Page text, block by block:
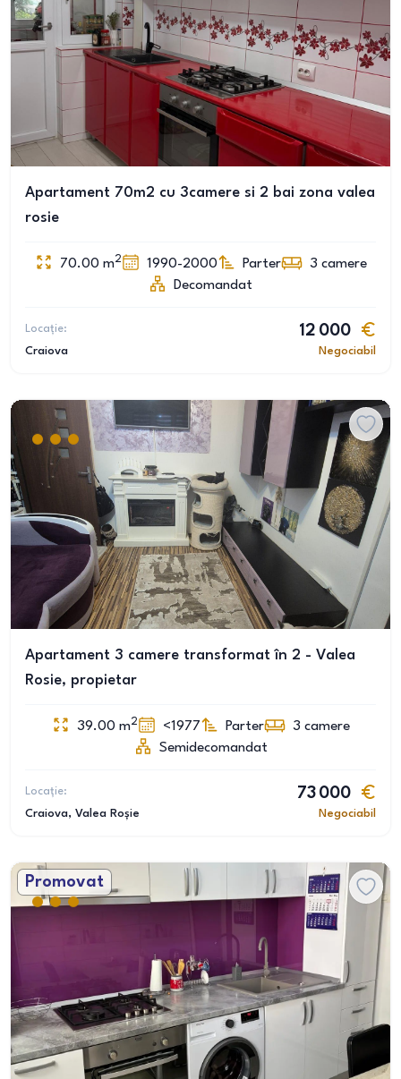
Apartament 70m2 cu 3camere si 2 bai zona valea
rosie
70.00 m2 1990-2000 Parter 3 camere
Decomandat
Locație:
Craiova
12 000
Negociabil
Apartament 3 camere transformat în 2 - Valea
Rosie, propietar
39.00 m2 <1977 Parter 3 camere
Semidecomandat
Locație:
Craiova, Valea Roșie
73 000
Negociabil
Promovat